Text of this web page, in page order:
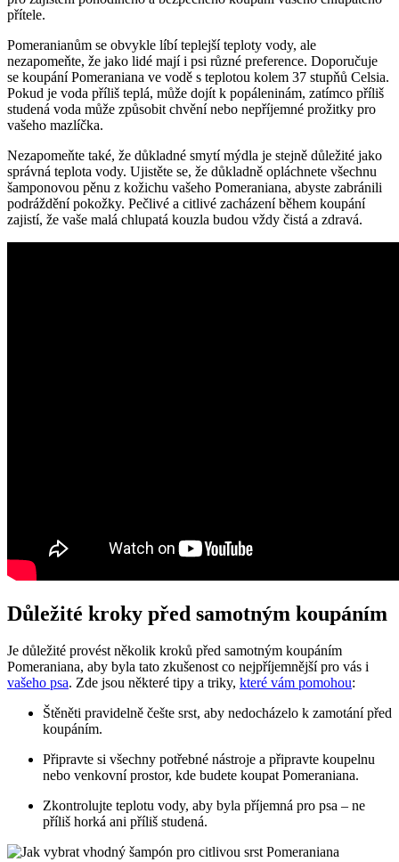
přítele.
Pomeranianům se obvykle ‌líbí teplejší⁣ teploty⁢ vody, ale‌
nezapomeňte, že ​jako lidé mají i ​psi různé preference. Doporučuje
se koupání Pomeraniana ve vodě s teplotou kolem 37 stupňů ⁤Celsia.
Pokud je voda příliš teplá, může dojít k popáleninám, zatímco⁤ příliš
studená⁢ voda může ⁢způsobit chvění⁣ nebo nepříjemné prožitky ⁢pro
‌vašeho mazlíčka.
Nezapomeňte také, že důkladné smytí mýdla je ⁢stejně důležité jako
správná teplota‍ vody. ‌Ujistěte se, že‍ důkladně opláchnete všechnu
šamponovou⁢ pěnu z‍ kožichu vašeho​ Pomeraniana, abyste zabránili
podráždění pokožky. Pečlivé a citlivé zacházení ⁤během ‌koupání
zajistí,​ že vaše⁤ malá chlupatá kouzla‍ budou‌ vždy‍ čistá a zdravá.
Důležité kroky před samotným ⁤koupáním
Je důležité provést​ několik kroků​ před samotným ​koupáním
Pomeraniana, ‌aby byla⁤ tato zkušenost co nejpříjemnější pro vás i
vašeho ⁤psa. Zde jsou ⁢některé​ tipy a triky, ⁤ které vám pomohou:
Štěněti pravidelně češte⁢ srst, ‌aby nedocházelo k zamotání před
koupáním.
Připravte ‍si ​všechny potřebné nástroje a připravte koupelnu
nebo venkovní‍ prostor, kde budete ​koupat Pomeraniana.
Zkontrolujte teplotu vody, aby byla⁣ příjemná pro psa‌ – ne
⁣příliš horká ani příliš studená.